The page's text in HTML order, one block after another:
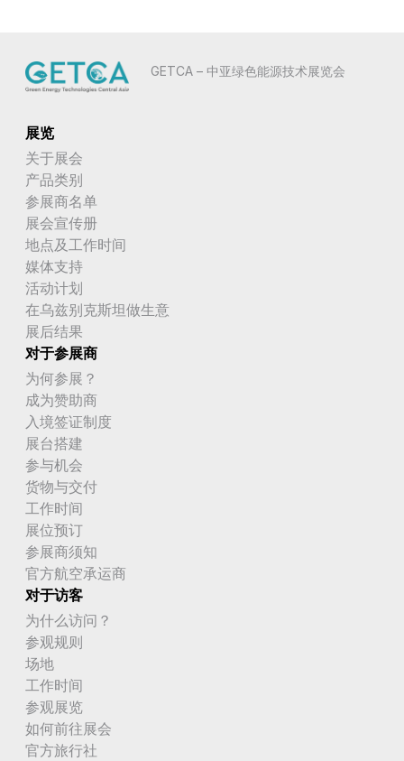
GETCA – 中亚绿色能源技术展览会
展览
关于展会
产品类别
参展商名单
展会宣传册
地点及工作时间
媒体支持
活动计划
在乌兹别克斯坦做生意
展后结果
对于参展商
为何参展？
成为赞助商
入境签证制度
展台搭建
参与机会
货物与交付
工作时间
展位预订
参展商须知
官方航空承运商
对于访客
为什么访问？
参观规则
场地
工作时间
参观展览
如何前往展会
官方旅行社